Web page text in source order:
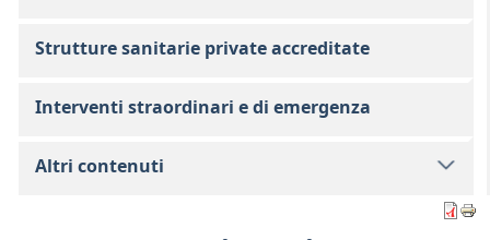
Strutture sanitarie private accreditate
Interventi straordinari e di emergenza
Altri contenuti